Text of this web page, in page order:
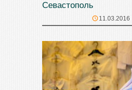
Севастополь
11.03.2016